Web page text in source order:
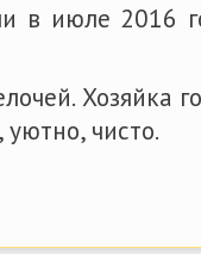
в июле 2016
Хозяйка
чисто.